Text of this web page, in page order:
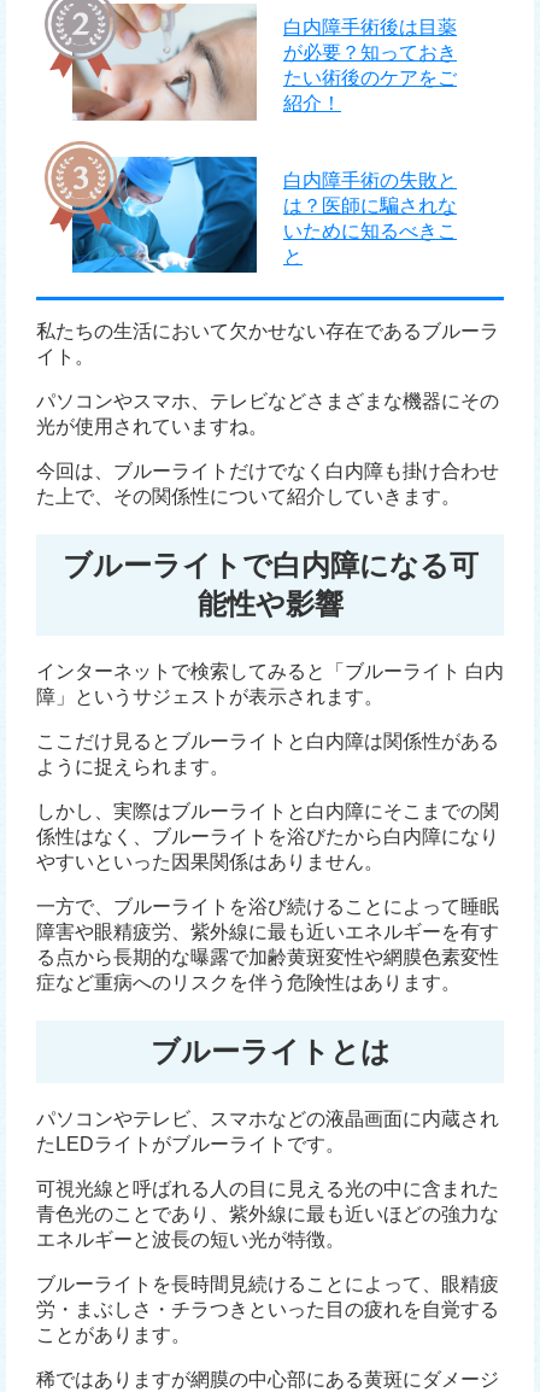
白内障手術後は目薬
が必要？知っておき
たい術後のケアをご
紹介！
白内障手術の失敗と
は？医師に騙されな
いために知るべきこ
と
私たちの生活において欠かせない存在であるブルーラ
イト。
パソコンやスマホ、テレビなどさまざまな機器にその
光が使用されていますね。
今回は、ブルーライトだけでなく白内障も掛け合わせ
た上で、その関係性について紹介していきます。
ブルーライトで白内障になる可
能性や影響
インターネットで検索してみると「ブルーライト 白内
障」というサジェストが表示されます。
ここだけ見るとブルーライトと白内障は関係性がある
ように捉えられます。
しかし、実際はブルーライトと白内障にそこまでの関
係性はなく、ブルーライトを浴びたから白内障になり
やすいといった因果関係はありません。
一方で、ブルーライトを浴び続けることによって睡眠
障害や眼精疲労、紫外線に最も近いエネルギーを有す
る点から長期的な曝露で加齢黄斑変性や網膜色素変性
症など重病へのリスクを伴う危険性はあります。
ブルーライトとは
パソコンやテレビ、スマホなどの液晶画面に内蔵され
たLEDライトがブルーライトです。
可視光線と呼ばれる人の目に見える光の中に含まれた
青色光のことであり、紫外線に最も近いほどの強力な
エネルギーと波長の短い光が特徴。
ブルーライトを長時間見続けることによって、眼精疲
労・まぶしさ・チラつきといった目の疲れを自覚する
ことがあります。
稀ではありますが網膜の中心部にある黄斑にダメージ